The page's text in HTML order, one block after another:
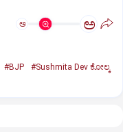
ಅ ಅ
#BJP
#Sushmita Dev ಕೋಲ್ಕ